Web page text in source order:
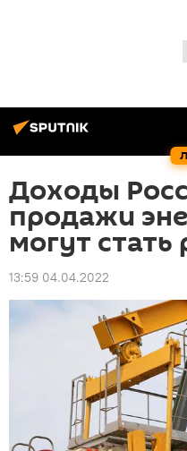
Доходы
продажи
могут
13:59 04.04.2022